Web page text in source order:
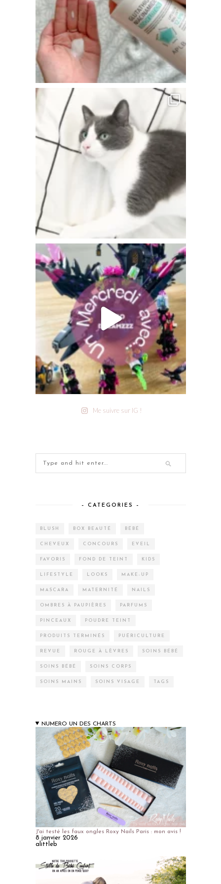
Me suivre sur IG !
– CATEGORIES –
BLUSH BOX BEAUTÉ BÉBÉ
CHEVEUX CONCOURS EVEIL
FAVORIS FOND DE TEINT KIDS
LIFESTYLE LOOKS MAKE-UP
MASCARA MATERNITÉ NAILS
OMBRES À PAUPIÈRES PARFUMS
PINCEAUX POUDRE TEINT
PRODUITS TERMINÉS PUÉRICULTURE
REVUE ROUGE À LÈVRES SOINS BÉBÉ
SOINS BÉBÉ SOINS CORPS
SOINS MAINS SOINS VISAGE TAGS
NUMERO UN DES CHARTS
J'ai testé les faux ongles Roxy Nails Paris : mon avis !
8 janvier 2026
alittleb